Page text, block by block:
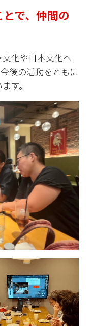
で、仲間の
化や日本文化へ
後の活動をともに
す。